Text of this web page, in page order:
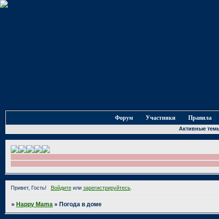
Форум Участники Правила
Активные
Привет, Гость! Войдитеили зарегистрируйтесь.
»Happy Mama »Погода в доме